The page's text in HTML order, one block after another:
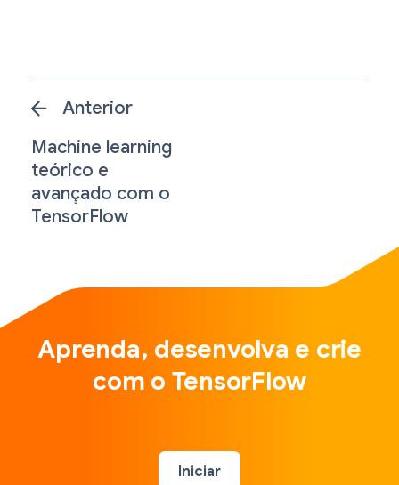
Anterior
Machine learning
teórico e
avançado com o
TensorFlow
Aprenda, desenvolva e crie
com o TensorFlow
Iniciar